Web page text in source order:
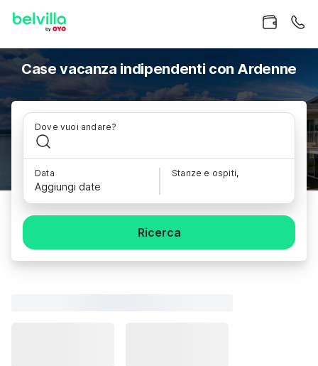
Case vacanza indipendenti con Ardenne
Dove vuoi andare?
Data
Aggiungi date
Stanze e ospiti,
Ricerca